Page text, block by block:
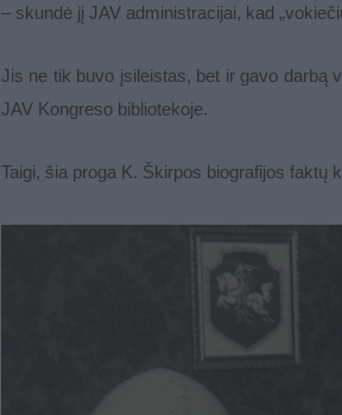
– skundė jį JAV administracijai, kad
Jis ne tik buvo įsileistas, bet ir gavo darbą
JAV Kongreso bibliotekoje.
Taigi, šia proga K. Škirpos biografijos faktų